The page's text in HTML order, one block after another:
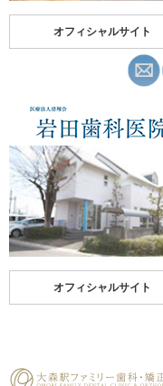
オフィシャルサイト
オフィシャルサイト